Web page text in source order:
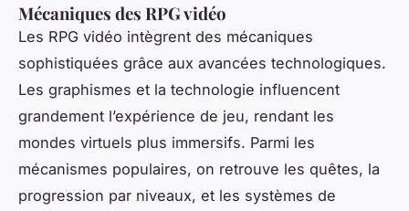
Mécaniques des RPG vidéo
Les RPG vidéo intègrent des mécaniques
sophistiquées grâce aux avancées technologiques.
Les graphismes et la technologie influencent
grandement l’expérience de jeu, rendant les
mondes virtuels plus immersifs. Parmi les
mécanismes populaires, on retrouve les quêtes, la
progression par niveaux, et les systèmes de